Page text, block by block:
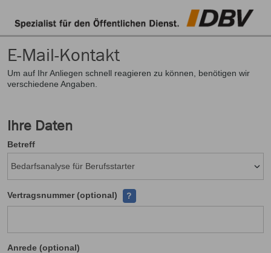
E-Mail-Kontakt
Um auf Ihr Anliegen schnell reagieren zu können, benötigen wir
verschiedene Angaben.
Ihre Daten
Betreff
Vertragsnummer (optional) Ihre Versicherungsscheinnumer
?
Anrede (optional)